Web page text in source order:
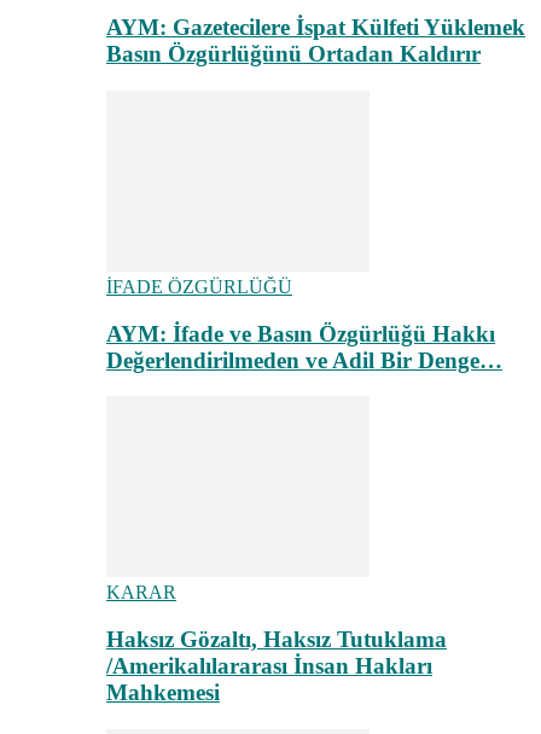
AYM: Gazetecilere İspat Külfeti Yüklemek
Basın Özgürlüğünü Ortadan Kaldırır
İFADE ÖZGÜRLÜĞÜ
AYM: İfade ve Basın Özgürlüğü Hakkı
Değerlendirilmeden ve Adil Bir Denge…
KARAR
Haksız Gözaltı, Haksız Tutuklama
/Amerikalılararası İnsan Hakları
Mahkemesi